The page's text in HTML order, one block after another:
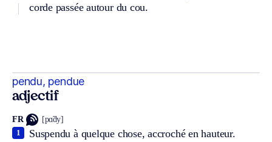
corde passée autour du cou.
pendu, pendue
adjectif
FR [pɑ̃dy]
Suspendu à quelque chose, accroché en hauteur.
1